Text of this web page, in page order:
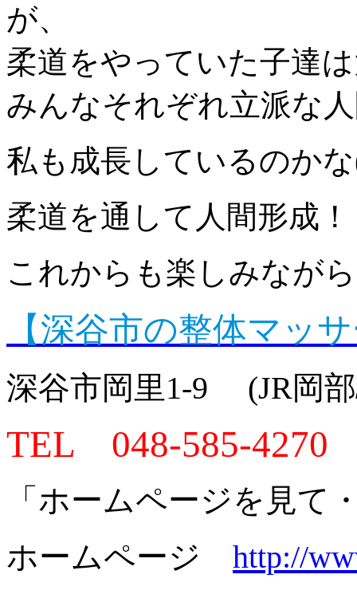
が、
柔道をやっていた子達
みんなそれぞれ立派な
私も成長しているのか
柔道を通して人間形成
これからも楽しみなが
【深谷市の整体マッ
深谷市岡里1-9 (JR岡
TEL 048-585-4270
「ホームページを見て
ホームページ http://